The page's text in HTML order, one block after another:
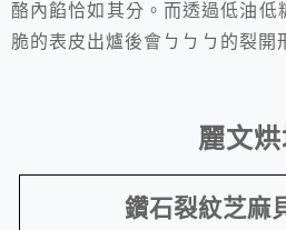
酪內餡恰如其分。而透過低油低
脆的表皮出爐後會ㄅㄅㄅ的裂開
麗文
鑽石裂紋芝麻